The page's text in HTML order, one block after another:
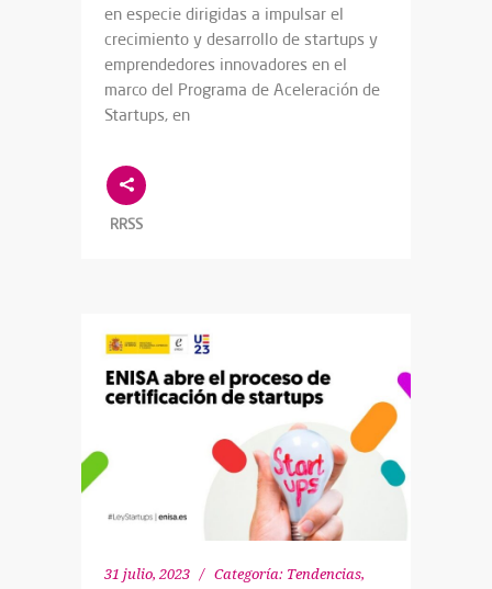
en especie dirigidas a impulsar el
crecimiento y desarrollo de startups y
emprendedores innovadores en el
marco del Programa de Aceleración de
Startups, en
RRSS
31 julio, 2023 Categoría: Tendencias,